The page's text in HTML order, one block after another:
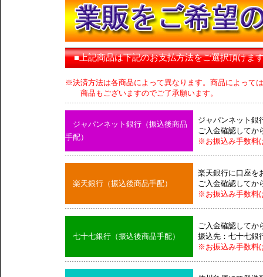
■上記商品は下記のお支払方法をご選択頂けま
※決済方法は各商品によって異なります。商品によって
商品もございますのでご了承願います。
ジャパンネット銀行（振込後商品
手配）
ジャパンネット銀
ご入金確認してか
※お振込み手数料
楽天銀行（振込後商品手配）
楽天銀行に口座を
ご入金確認してか
※お振込み手数料
七十七銀行（振込後商品手配）
ご入金確認してか
振込先：七十七銀
※お振込み手数料